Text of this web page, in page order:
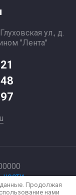
ул., д.
"Лента"
Продолжая
нами